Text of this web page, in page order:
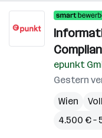
epunkt
Gestern
Wien
4.500 € –